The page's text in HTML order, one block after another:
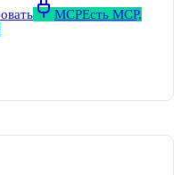
MCPЕсть MCP,